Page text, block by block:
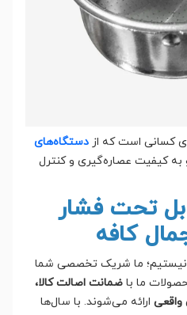
کسانی است که از دستگاه‌های
به کیفیت عصاره‌گیری و کنترل
تحت فشار
نیستیم؛ ما شریک تخصصی شما
ما با ضمانت اصالت کالا،
واقعی ارائه می‌شوند. با سال‌ها